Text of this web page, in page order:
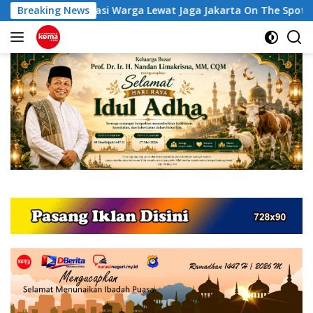
Langsung
ke
konten
Breaking News
Warga Lewat Jaga Jakarta On The Spot Tiga Calon